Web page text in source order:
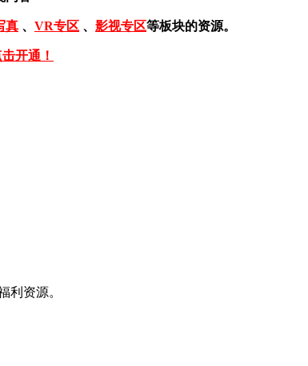
真 、 VR专区 、 影视专区等板块的资源。
开通！
利资源。